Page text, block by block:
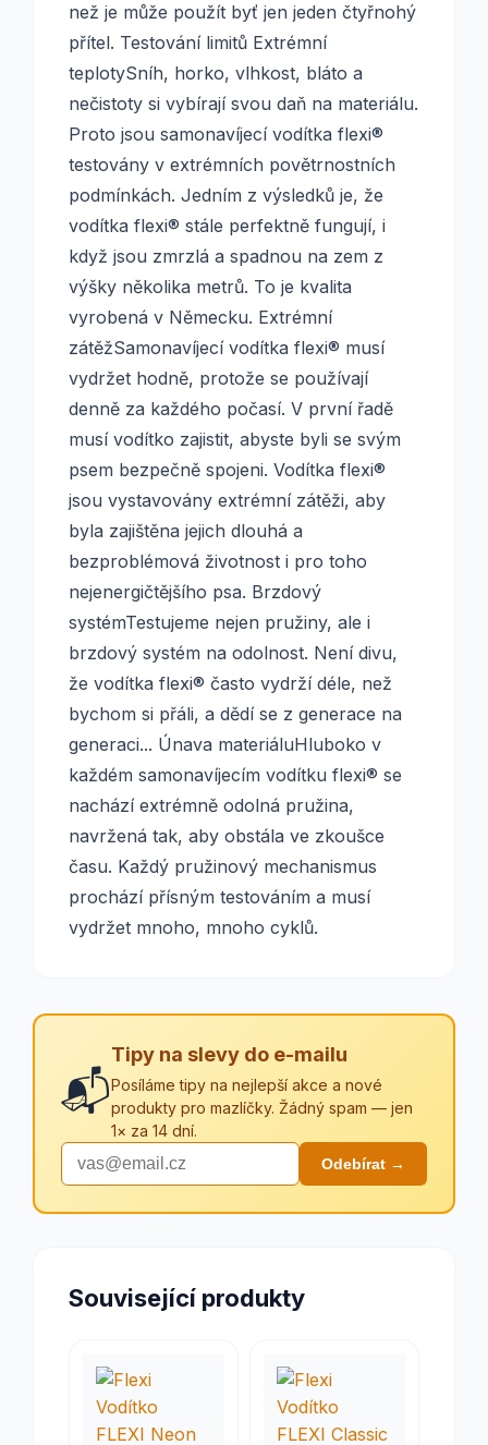
než je může použít byť jen jeden čtyřnohý
přítel. Testování limitů Extrémní
teplotySníh, horko, vlhkost, bláto a
nečistoty si vybírají svou daň na materiálu.
Proto jsou samonavíjecí vodítka flexi®
testovány v extrémních povětrnostních
podmínkách. Jedním z výsledků je, že
vodítka flexi® stále perfektně fungují, i
když jsou zmrzlá a spadnou na zem z
výšky několika metrů. To je kvalita
vyrobená v Německu. Extrémní
zátěžSamonavíjecí vodítka flexi® musí
vydržet hodně, protože se používají
denně za každého počasí. V první řadě
musí vodítko zajistit, abyste byli se svým
psem bezpečně spojeni. Vodítka flexi®
jsou vystavovány extrémní zátěži, aby
byla zajištěna jejich dlouhá a
bezproblémová životnost i pro toho
nejenergičtějšího psa. Brzdový
systémTestujeme nejen pružiny, ale i
brzdový systém na odolnost. Není divu,
že vodítka flexi® často vydrží déle, než
bychom si přáli, a dědí se z generace na
generaci... Únava materiáluHluboko v
každém samonavíjecím vodítku flexi® se
nachází extrémně odolná pružina,
navržená tak, aby obstála ve zkoušce
času. Každý pružinový mechanismus
prochází přísným testováním a musí
vydržet mnoho, mnoho cyklů.
📬
Tipy na slevy do e-mailu
Posíláme tipy na nejlepší akce a nové
produkty pro mazlíčky. Žádný spam — jen
1× za 14 dní.
Odebírat →
Související produkty